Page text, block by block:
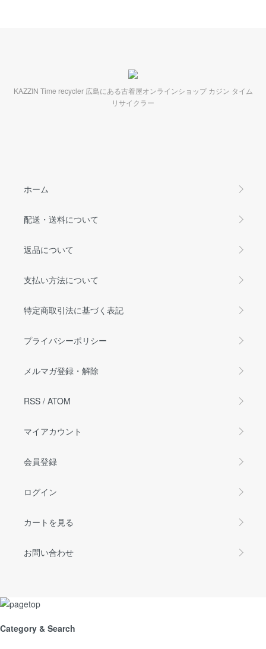
KAZZIN Time recycler 広島にある古着屋オンラインショップ カジン タイム
リサイクラー
ホーム
配送・送料について
返品について
支払い方法について
特定商取引法に基づく表記
プライバシーポリシー
メルマガ登録・解除
RSS / ATOM
マイアカウント
会員登録
ログイン
カートを見る
お問い合わせ
Category & Search